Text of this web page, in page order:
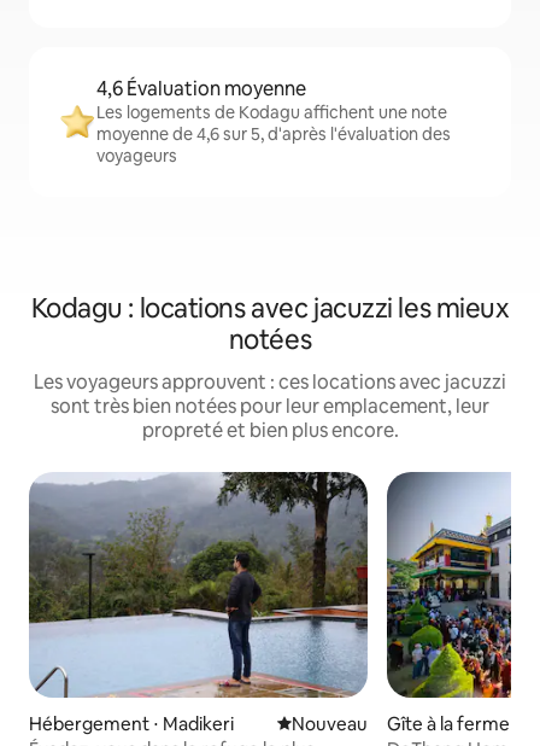
4,6 Évaluation moyenne
Les logements de Kodagu affichent une note
moyenne de 4,6 sur 5, d'après l'évaluation des
voyageurs
Kodagu : locations avec jacuzzi les mieux
notées
Les voyageurs approuvent : ces locations avec jacuzzi
sont très bien notées pour leur emplacement, leur
propreté et bien plus encore.
Hébergement ⋅ Madikeri Nouvel hébergement
Nouveau
Gîte à la ferme ⋅